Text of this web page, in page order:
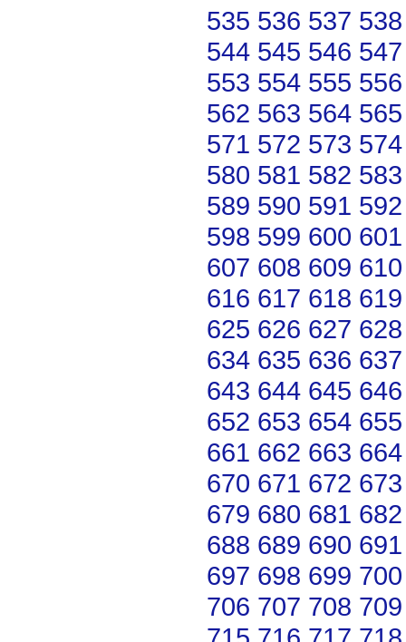
535 536 537 538
544 545 546 547
553 554 555 556
562 563 564 565
571 572 573 574
580 581 582 583
589 590 591 592
598 599 600 601
607 608 609 610
616 617 618 619
625 626 627 628
634 635 636 637
643 644 645 646
652 653 654 655
661 662 663 664
670 671 672 673
679 680 681 682
688 689 690 691
697 698 699 700
706 707 708 709